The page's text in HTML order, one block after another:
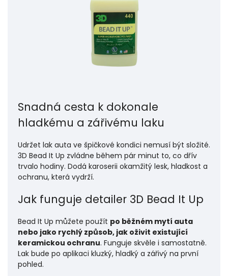
Snadná cesta k dokonale
hladkému a zářivému laku
Udržet lak auta ve špičkové kondici nemusí být složité.
3D Bead It Up zvládne během pár minut to, co dřív
trvalo hodiny. Dodá karoserii okamžitý lesk, hladkost a
ochranu, která vydrží.
Jak funguje detailer 3D Bead It Up
Bead It Up můžete použít po běžném mytí auta
nebo jako rychlý způsob, jak oživit existující
keramickou ochranu. Funguje skvěle i samostatně.
Lak bude po aplikaci kluzký, hladký a zářivý na první
pohled.